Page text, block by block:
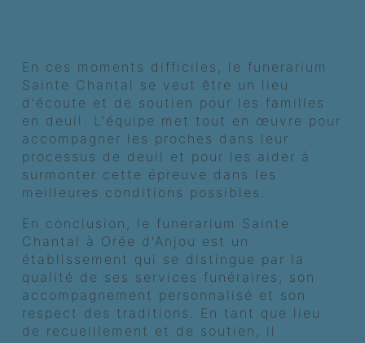
En ces moments difficiles, le funerarium
Sainte Chantal se veut être un lieu
d'écoute et de soutien pour les familles
en deuil. L'équipe met tout en œuvre pour
accompagner les proches dans leur
processus de deuil et pour les aider à
surmonter cette épreuve dans les
meilleures conditions possibles.
En conclusion, le funerarium Sainte
Chantal à Orée d'Anjou est un
établissement qui se distingue par la
qualité de ses services funéraires, son
accompagnement personnalisé et son
respect des traditions. En tant que lieu
de recueillement et de soutien, il